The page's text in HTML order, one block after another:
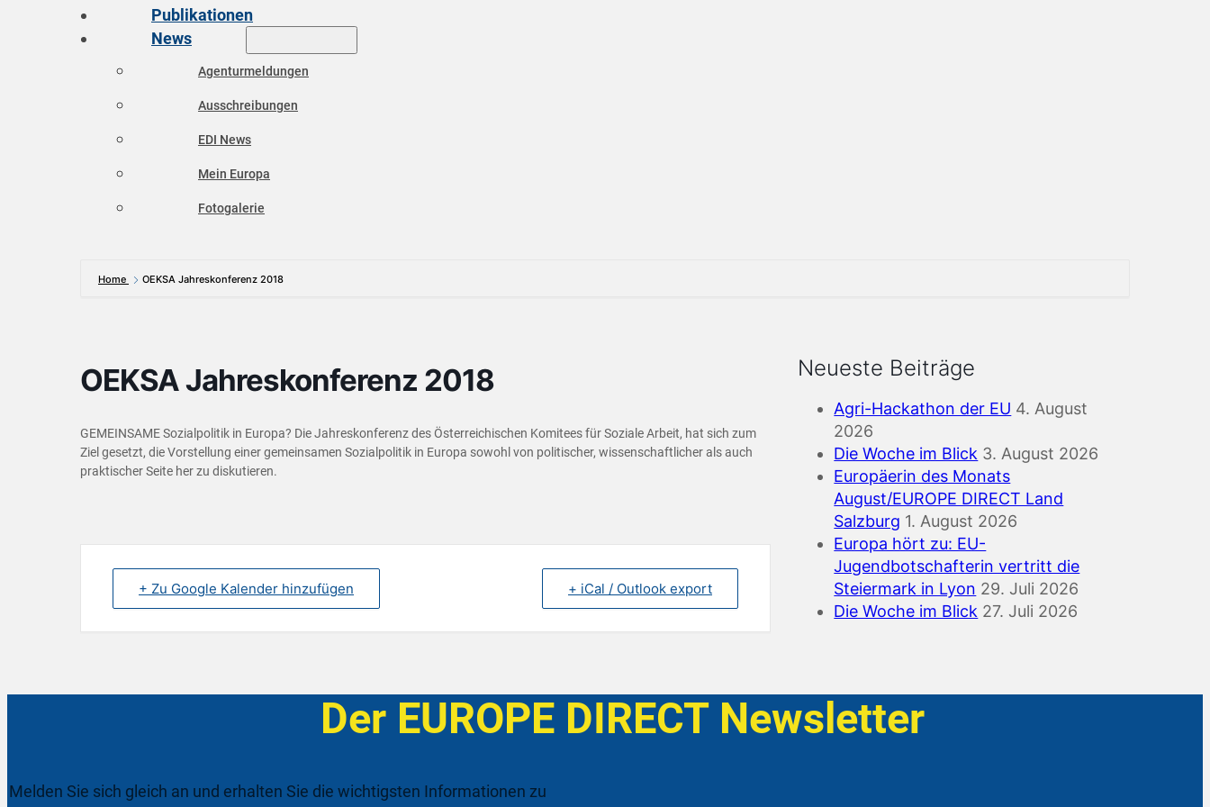
Publikationen
News
Agenturmeldungen
Ausschreibungen
EDI News
Mein Europa
Fotogalerie
Home OEKSA Jahreskonferenz 2018
OEKSA Jahreskonferenz 2018
GEMEINSAME Sozialpolitik in Europa? Die Jahreskonferenz des Österreichischen Komitees für Soziale Arbeit, hat sich zum
Ziel gesetzt, die Vorstellung einer gemeinsamen Sozialpolitik in Europa sowohl von politischer, wissenschaftlicher als auch
praktischer Seite her zu diskutieren.
+ Zu Google Kalender hinzufügen + iCal / Outlook export
Neueste Beiträge
Agri-Hackathon der EU 4. August
2026
Die Woche im Blick 3. August 2026
Europäerin des Monats
August/EUROPE DIRECT Land
Salzburg 1. August 2026
Europa hört zu: EU-
Jugendbotschafterin vertritt die
Steiermark in Lyon 29. Juli 2026
Die Woche im Blick 27. Juli 2026
Der EUROPE DIRECT Newsletter
Melden Sie sich gleich an und erhalten Sie die wichtigsten Informationen zu